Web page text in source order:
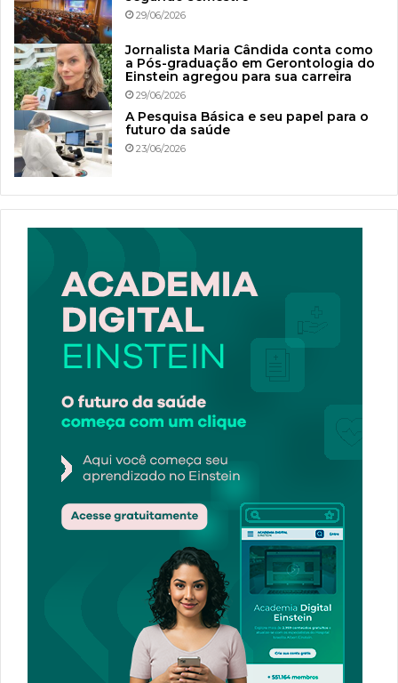
29/06/2026
Jornalista Maria Cândida conta como
a Pós-graduação em Gerontologia do
Einstein agregou para sua carreira
29/06/2026
A Pesquisa Básica e seu papel para o
futuro da saúde
23/06/2026